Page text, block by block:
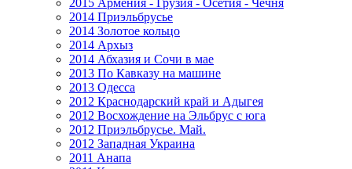
2015 Армения - Грузия - Осетия - Чечня
2014 Приэльбрусье
2014 Золотое кольцо
2014 Архыз
2014 Абхазия и Сочи в мае
2013 По Кавказу на машине
2013 Одесса
2012 Краснодарский край и Адыгея
2012 Восхождение на Эльбрус с юга
2012 Приэльбрусье. Май.
2012 Западная Украина
2011 Анапа